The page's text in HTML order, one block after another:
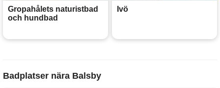
Gropahålets naturistbad
och hundbad
Ivö
Badplatser nära Balsby